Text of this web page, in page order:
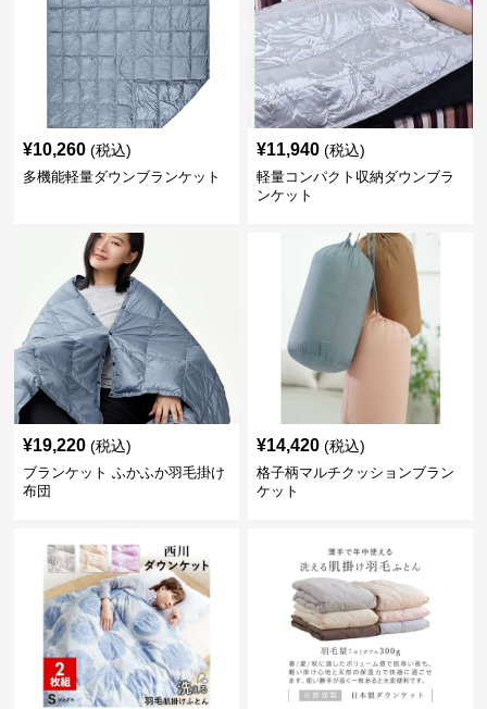
¥10,260 (税込)
多機能軽量ダウンブランケット
¥11,940 (税込)
軽量コンパクト収納ダウンブラ
ンケット
¥19,220 (税込)
ブランケット ふかふか羽毛掛け
布団
¥14,420 (税込)
格子柄マルチクッションブラン
ケット